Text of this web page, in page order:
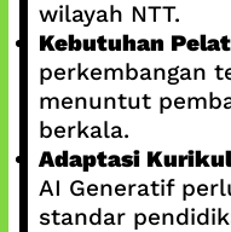
wilayah NTT.
Kebutuhan
perkembangan
menuntut
berkala.
Adaptasi
AI Generatif
standar